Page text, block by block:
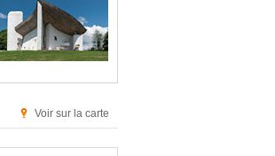
Voir sur la carte